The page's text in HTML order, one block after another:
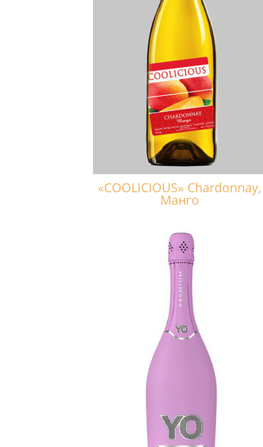
«COOLICIOUS» Chardonnay,
Манго